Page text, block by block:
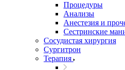
Процедуры
Анализы
Анестезия и
Сестринские
Сосудистая хирургия
Сургитрон
Терапия